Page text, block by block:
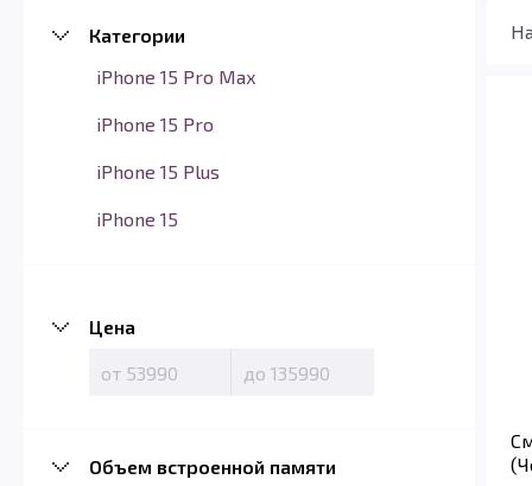
Категории
iPhone 15 Pro Max
iPhone 15 Pro
iPhone 15 Plus
iPhone 15
Цена
Объем встроенной памяти